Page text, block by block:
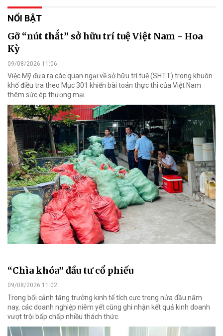
NỔI BẬT
Gỡ “nút thắt” sở hữu trí tuệ Việt Nam - Hoa
Kỳ
09/08/2026 11:06
Việc Mỹ đưa ra các quan ngại về sở hữu trí tuệ (SHTT) trong khuôn
khổ điều tra theo Mục 301 khiến bài toán thực thi của Việt Nam
thêm sức ép thương mại.
“Chìa khóa” đầu tư cổ phiếu
09/08/2026 11:02
Trong bối cảnh tăng trưởng kinh tế tích cực trong nửa đầu năm
nay, các doanh nghiệp niêm yết cũng ghi nhận kết quả kinh doanh
vượt trội bấp chấp nhiều thách thức.